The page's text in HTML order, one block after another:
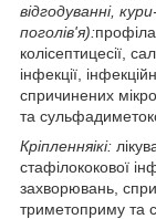
відгодуванні,
поголів'я):
колісептицесії,
інфекції,
спричинених
та
Кріпленняікі:
стафілококової
захворювань,
триметоприму та